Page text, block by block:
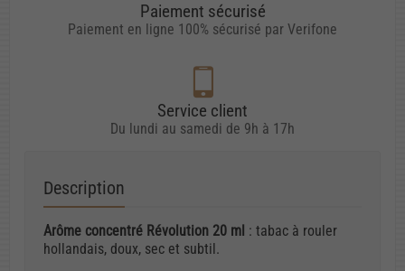
Paiement sécurisé
Paiement en ligne 100% sécurisé par Verifone
Service client
Du lundi au samedi de 9h à 17h
Description
Arôme concentré Révolution 20 ml : tabac à rouler
hollandais, doux, sec et subtil.